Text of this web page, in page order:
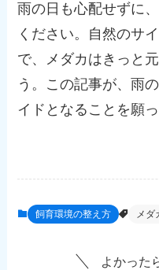
雨の日も心配せずに
ください。自然のサ
で、メダカはきっと
う。この記事が、雨
イドとなることを願っ
飼育環境の整え方 メダ
よかった